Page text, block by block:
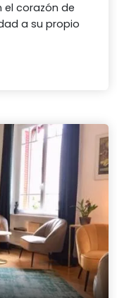
corazón de
a su propio